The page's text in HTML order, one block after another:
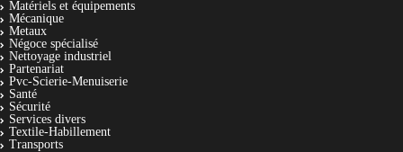
Matériels et équipements
Mécanique
Metaux
Négoce spécialisé
Nettoyage industriel
Partenariat
Pvc-Scierie-Menuiserie
Santé
Sécurité
Services divers
Textile-Habillement
Transports